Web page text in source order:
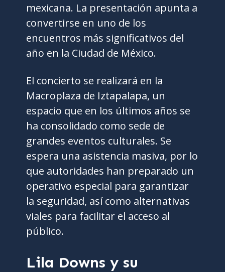
mexicana. La presentación apunta a
convertirse en uno de los
encuentros más significativos del
año en la Ciudad de México.
El concierto se realizará en la
Macroplaza de Iztapalapa, un
espacio que en los últimos años se
ha consolidado como sede de
grandes eventos culturales. Se
espera una asistencia masiva, por lo
que autoridades han preparado un
operativo especial para garantizar
la seguridad, así como alternativas
viales para facilitar el acceso al
público.
Lila Downs y su